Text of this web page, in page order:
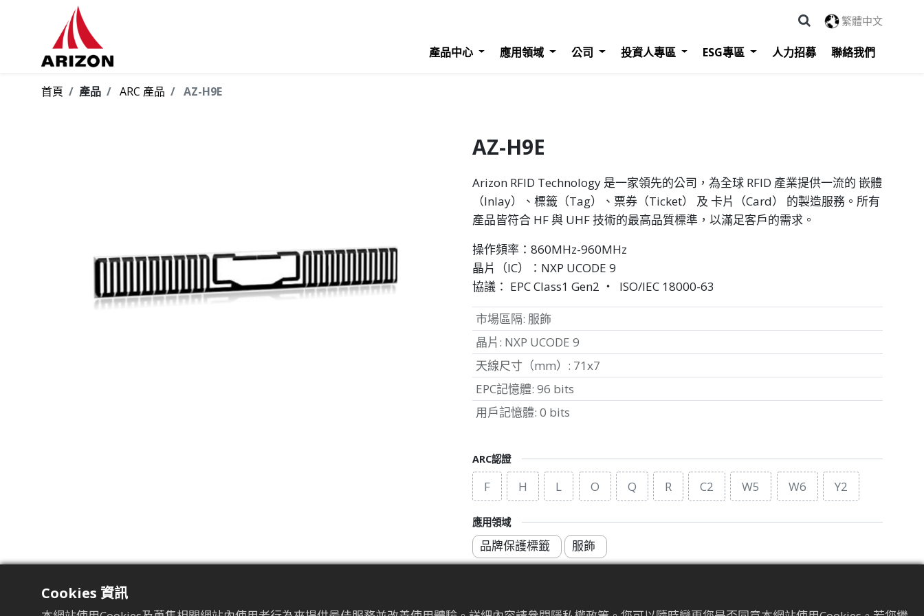
產品中心 應用領域 公司 投資人專區 ESG專區 人力招募 聯絡我們
繁體中文
首頁 產品 ARC 產品 AZ-H9E
AZ-H9E
Arizon RFID Technology 是一家領先的公司，為全球 RFID 產業提供一流的 嵌體
（Inlay）、標籤（Tag）、票券（Ticket） 及 卡片（Card） 的製造服務。所有
產品皆符合 HF 與 UHF 技術的最高品質標準，以滿足客戶的需求。
操作頻率：860MHz-960MHz
晶片（IC）：NXP UCODE 9
協議： EPC Class1 Gen2 ‧ ISO/IEC 18000-63
ARC認證
F H L O Q R C2 W5 W6 Y2
應用領域
品牌保護標籤 服飾
市場區隔: 服飾
晶片 : NXP UCODE 9
天線尺寸（mm） : 71x7
EPC記憶體: 96 bits
用戶記憶體: 0 bits
Cookies 資訊